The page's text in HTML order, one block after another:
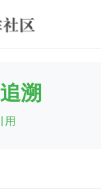
大数据溯
用